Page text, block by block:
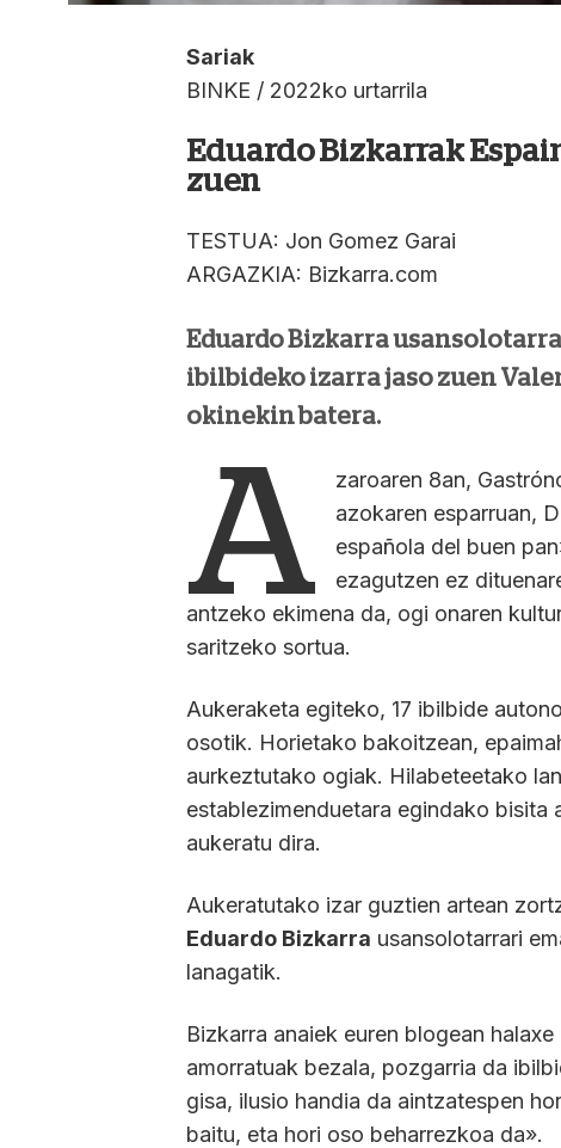
Sariak
BINKE / 2022ko urtarrila
Eduardo Bizkarrak
zuen
TESTUA: Jon Gomez Garai
ARGAZKIA: Bizkarra.com
Eduardo Bizkarra
ibilbideko izarra jaso zuen
okinekin batera.
A
zaroaren 8an,
azokaren esparruan,
española del buen
ezagutzen ez
antzeko ekimena da, ogi onaren
saritzeko sortua.
Aukeraketa egiteko, 17 ibilbide
osotik. Horietako bakoitzean,
aurkeztutako ogiak. Hilabeteetako
establezimenduetara egindako bisita
aukeratu dira.
Aukeratutako izar guztien artean
Eduardo Bizkarra usansolotarrari
lanagatik.
Bizkarra anaiek euren blogean
amorratuak bezala, pozgarria da
gisa, ilusio handia da aintzatespen
baitu, eta hori oso beharrezkoa da».